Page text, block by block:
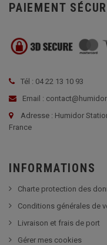
PAIEMENT
Tél : 04 22 13 10 93
Email :
Adresse : Humidor
France
INFORMATIONS
Charte protection des
Conditions générales de
Livraison et frais de port
Gérer mes cookies